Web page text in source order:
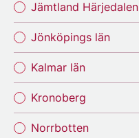
Jämtland Härjedalen
Jönköpings län
Kalmar län
Kronoberg
Norrbotten